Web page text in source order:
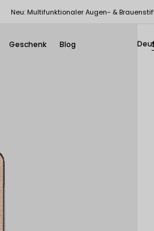
Neu: Multifunktionaler Augen- &
Geschenk Blog